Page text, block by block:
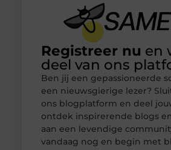
Registreer nu en
deel van ons
Ben jij een gepassioneerde
een nieuwsgierige lezer?
ons blogplatform en deel
ontdek inspirerende blogs
aan een levendige
vandaag nog en begin met